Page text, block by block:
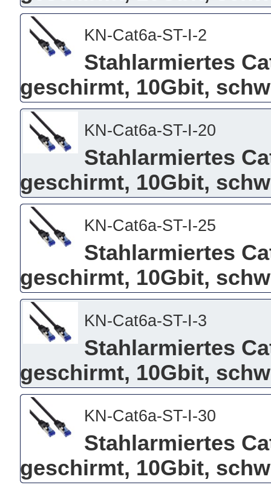
KN-Cat6a-ST-I-2
Stahlarmiertes
geschirmt, 10Gbit,
KN-Cat6a-ST-I-20
Stahlarmiertes
geschirmt, 10Gbit,
KN-Cat6a-ST-I-25
Stahlarmiertes
geschirmt, 10Gbit,
KN-Cat6a-ST-I-3
Stahlarmiertes
geschirmt, 10Gbit,
KN-Cat6a-ST-I-30
Stahlarmiertes
geschirmt, 10Gbit,